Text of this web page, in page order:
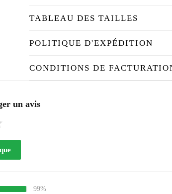
TABLEAU DES TAILLES
POLITIQUE D'EXPÉDITION
CONDITIONS DE
un avis
99%